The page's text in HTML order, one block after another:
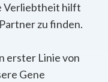
Verliebtheit hilft
zu finden.
erster Linie von
Gene